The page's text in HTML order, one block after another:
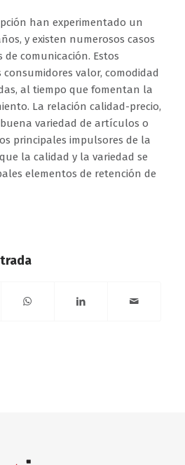
han experimentado un
y existen numerosos casos
de comunicación. Estos
consumidores valor, comodidad
al tiempo que fomentan la
La relación calidad-precio,
variedad de artículos o
principales impulsores de la
la calidad y la variedad se
elementos de retención de